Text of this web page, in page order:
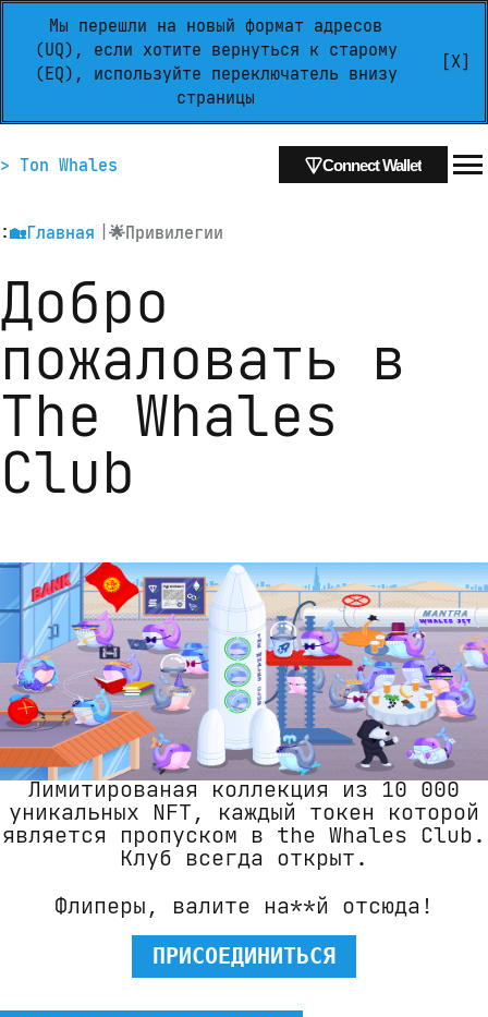
Мы перешли на новый формат адресов
(UQ), если хотите вернуться к старому
(EQ), используйте переключатель внизу
страницы
[X]
> Ton Whales Connect Wallet
:🏡Главная 🌟Привилегии
Добро
пожаловать в
The Whales
Club
Лимитированая коллекция из 10 000
уникальных NFT, каждый токен которой
является пропуском в the Whales Club.
Клуб всегда открыт.
Флиперы, валите на**й отсюда!
ПРИСОЕДИНИТЬСЯ